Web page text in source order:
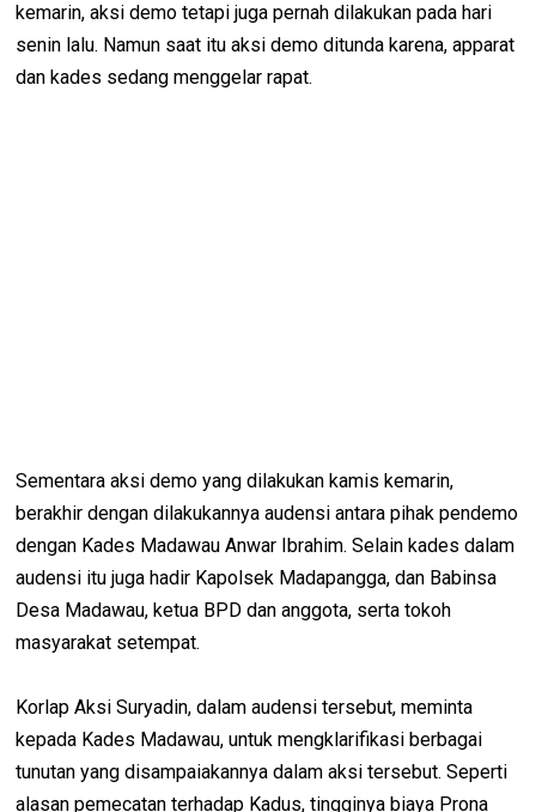
kemarin, aksi demo tetapi juga pernah dilakukan pada hari
senin lalu. Namun saat itu aksi demo ditunda karena, apparat
dan kades sedang menggelar rapat.
Sementara aksi demo yang dilakukan kamis kemarin,
berakhir dengan dilakukannya audensi antara pihak pendemo
dengan Kades Madawau Anwar Ibrahim. Selain kades dalam
audensi itu juga hadir Kapolsek Madapangga, dan Babinsa
Desa Madawau, ketua BPD dan anggota, serta tokoh
masyarakat setempat.
Korlap Aksi Suryadin, dalam audensi tersebut, meminta
kepada Kades Madawau, untuk mengklarifikasi berbagai
tunutan yang disampaiakannya dalam aksi tersebut. Seperti
alasan pemecatan terhadap Kadus, tingginya biaya Prona